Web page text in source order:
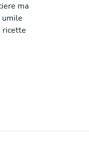
ma
umile
ricette